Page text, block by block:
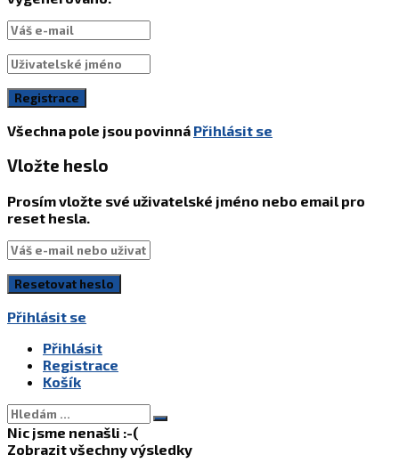
Všechna pole jsou povinná Přihlásit se
Vložte heslo
Prosím vložte své uživatelské jméno nebo email pro
reset hesla.
Přihlásit se
Přihlásit
Registrace
Košík
Nic jsme nenašli :-(
Zobrazit všechny výsledky